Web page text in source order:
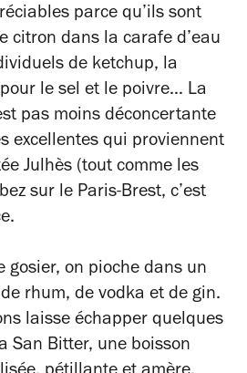
parce qu’ils sont
citron dans la carafe d’eau
de ketchup, la
le sel et le poivre… La
pas moins déconcertante
excellentes qui proviennent
Julhès (tout comme les
sur le Paris-Brest, c’est
gosier, on pioche dans un
rhum, de vodka et de gin.
laisse échapper quelques
San Bitter, une boisson